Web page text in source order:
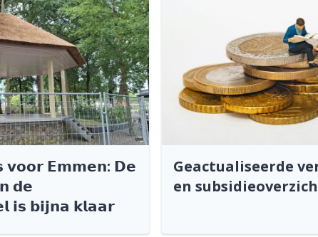
𝘃𝗼𝗼𝗿 𝗘𝗺𝗺𝗲𝗻: 𝗗𝗲
𝗱𝗲
𝗯𝗶𝗷𝗻𝗮 𝗸𝗹𝗮𝗮𝗿
Geactualiseerde
en